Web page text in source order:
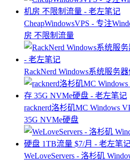
CheapWindowsVPS - 专注
房 不限制流量
RackNerd Windows系统服务
racknerd洛杉矶MC Windows
35G NVMe硬盘
WeLoveServers - 洛杉矶